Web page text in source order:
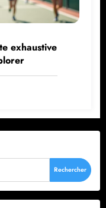
exhaustive
Rechercher